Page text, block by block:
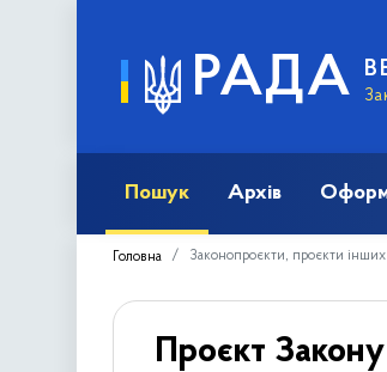
РАДА
Пошук Архів
Головна Законопроєкти, проєкти інших
Проєкт Закону